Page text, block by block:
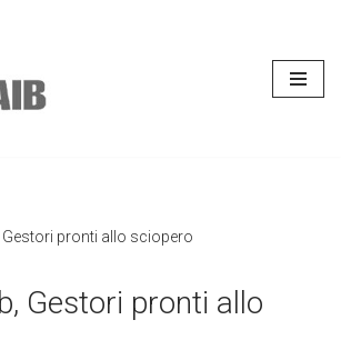
Gestori pronti allo sciopero
Gestori pronti allo